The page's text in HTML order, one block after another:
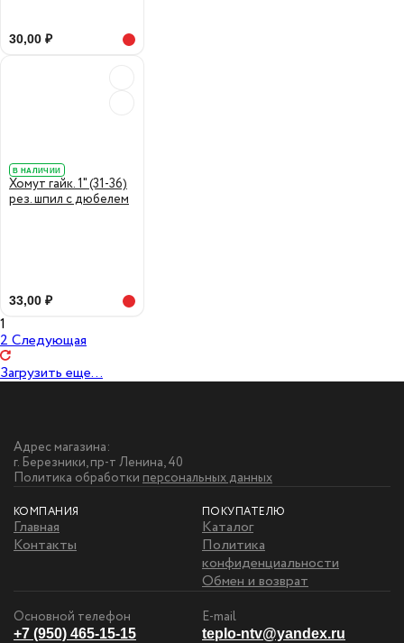
30,00 ₽
В НАЛИЧИИ
Хомут гайк. 1" (31-36)
рез. шпил с дюбелем
33,00 ₽
1
2Следующая
Загрузить еще...
Адрес магазина:
г. Березники, пр-т Ленина, 40
Политика обработки персональных данных
КОМПАНИЯ
Главная
Контакты
ПОКУПАТЕЛЮ
Каталог
Политика
конфиденциальности
Обмен и возврат
Основной телефон
+7 (950) 465-15-15
E-mail
teplo-ntv@yandex.ru